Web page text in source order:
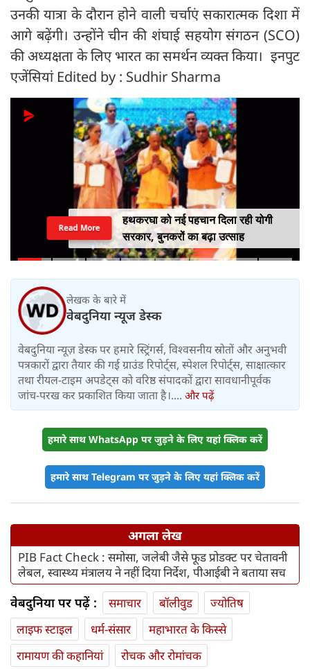
उनकी यात्रा के दौरान होने वाली चर्चाएं सकारात्मक दिशा में
आगे बढ़ेंगी। उन्होंने चीन की शंघाई सहयोग संगठन (SCO)
की अध्यक्षता के लिए भारत का समर्थन व्यक्त किया। इनपुट
एजेंसियां Edited by : Sudhir Sharma
हथकरघा को नई पहचान दिला रही योगी
सरकार, बुनकरों का बढ़ा उत्साह
Read More
लेखक के बारे में
वेबदुनिया न्यूज डेस्क
वेबदुनिया न्यूज़ डेस्क पर हमारे स्ट्रिंगर्स, विश्वसनीय स्रोतों और अनुभवी
पत्रकारों द्वारा तैयार की गई ग्राउंड रिपोर्ट्स, स्पेशल रिपोर्ट्स, साक्षात्कार
तथा रीयल-टाइम अपडेट्स को वरिष्ठ संपादकों द्वारा सावधानीपूर्वक
जांच-परख कर प्रकाशित किया जाता है।.... और पढ़ें
हमारे साथ WhatsApp पर जुड़ने के लिए यहां क्लिक करें
हमारे साथ Telegram पर जुड़ने के लिए यहां क्लिक करें
अगला लेख
PIB Fact Check : समोसा, जलेबी जैसे फूड प्रोडक्ट पर चेतावनी
लेबल, स्वास्थ्य मंत्रालय ने नहीं दिया निर्देश, पीआईबी ने बताया सच
वेबदुनिया पर पढ़ें : समाचार बॉलीवुड
ज्योतिष
लाइफ स्‍टाइल
धर्म-संसार
महाभारत के किस्से
रामायण की कहानियां
रोचक और रोमांचक